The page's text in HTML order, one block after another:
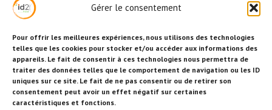
Gérer le consentement
Pour offrir les meilleures expériences, nous utilisons des technologies
telles que les cookies pour stocker et/ou accéder aux informations des
appareils. Le fait de consentir à ces technologies nous permettra de
traiter des données telles que le comportement de navigation ou les ID
uniques sur ce site. Le fait de ne pas consentir ou de retirer son
consentement peut avoir un effet négatif sur certaines
caractéristiques et fonctions.
Activités, jeux et animations BDE
Animations événementielles
Animations EVJF – EVJG
Animations hôtellerie
Animations anniversaires
Collectivités, centres de loisirs et jeunesse
Séminaires team building